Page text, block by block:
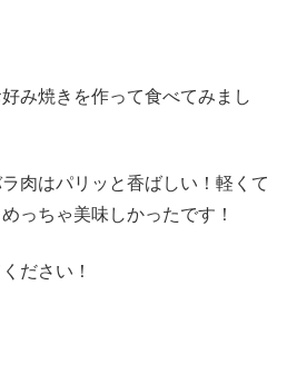
み焼きを作って食べてみまし
肉はパリッと香ばしい！軽くて
っちゃ美味しかったです！
ださい！